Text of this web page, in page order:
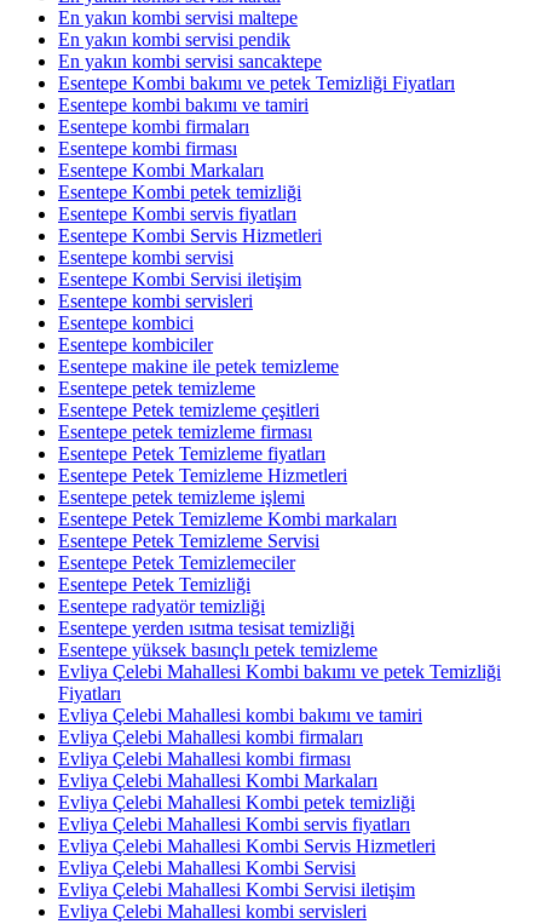
En yakın kombi servisi maltepe
En yakın kombi servisi pendik
En yakın kombi servisi sancaktepe
Esentepe Kombi bakımı ve petek Temizliği Fiyatları
Esentepe kombi bakımı ve tamiri
Esentepe kombi firmaları
Esentepe kombi firması
Esentepe Kombi Markaları
Esentepe Kombi petek temizliği
Esentepe Kombi servis fiyatları
Esentepe Kombi Servis Hizmetleri
Esentepe kombi servisi
Esentepe Kombi Servisi iletişim
Esentepe kombi servisleri
Esentepe kombici
Esentepe kombiciler
Esentepe makine ile petek temizleme
Esentepe petek temizleme
Esentepe Petek temizleme çeşitleri
Esentepe petek temizleme firması
Esentepe Petek Temizleme fiyatları
Esentepe Petek Temizleme Hizmetleri
Esentepe petek temizleme işlemi
Esentepe Petek Temizleme Kombi markaları
Esentepe Petek Temizleme Servisi
Esentepe Petek Temizlemeciler
Esentepe Petek Temizliği
Esentepe radyatör temizliği
Esentepe yerden ısıtma tesisat temizliği
Esentepe yüksek basınçlı petek temizleme
Evliya Çelebi Mahallesi Kombi bakımı ve petek Temizliği
Fiyatları
Evliya Çelebi Mahallesi kombi bakımı ve tamiri
Evliya Çelebi Mahallesi kombi firmaları
Evliya Çelebi Mahallesi kombi firması
Evliya Çelebi Mahallesi Kombi Markaları
Evliya Çelebi Mahallesi Kombi petek temizliği
Evliya Çelebi Mahallesi Kombi servis fiyatları
Evliya Çelebi Mahallesi Kombi Servis Hizmetleri
Evliya Çelebi Mahallesi Kombi Servisi
Evliya Çelebi Mahallesi Kombi Servisi iletişim
Evliya Çelebi Mahallesi kombi servisleri